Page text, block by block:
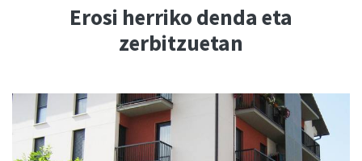
Erosi herriko denda eta
zerbitzuetan